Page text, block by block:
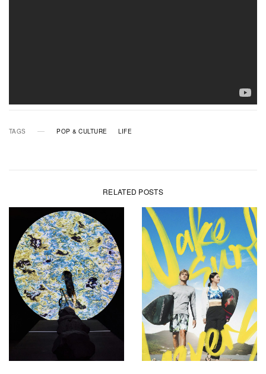
TAGS POP & CULTURE LIFE
RELATED POSTS